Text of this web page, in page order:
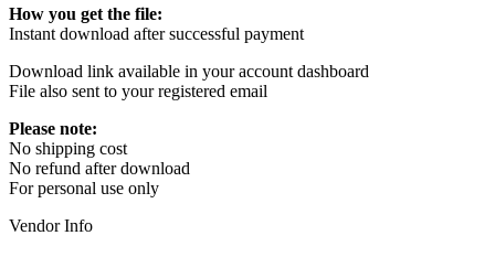
How you get the file:
Instant download after successful payment
Download link available in your account dashboard
File also sent to your registered email
Please note:
No shipping cost
No refund after download
For personal use only
Vendor Info